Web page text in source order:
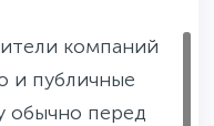
компаний
и публичные
обычно перед